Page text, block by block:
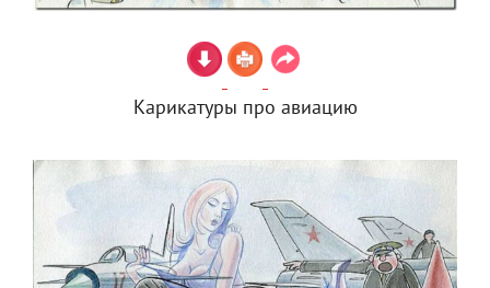
Карикатуры про авиацию